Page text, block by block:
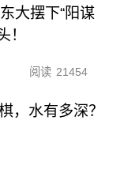
大摆下“阳谋
！
阅读 21454
，水有多深？